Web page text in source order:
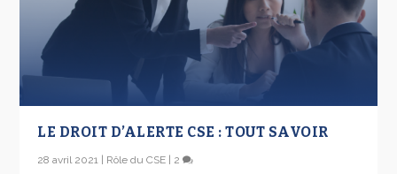
LE DROIT D’ALERTE CSE : TOUT SAVOIR
28 avril 2021 | Rôle du CSE | 2